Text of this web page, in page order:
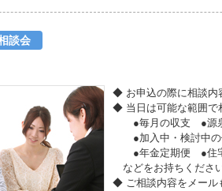
談会
◆ お申込の際に相談内
◆ 当日は可能な範囲で
●毎月の収支 ●源
●加入中・検討中の
●年金定期便 ●住宅
などをお持ちください
◆ ご相談内容をメール